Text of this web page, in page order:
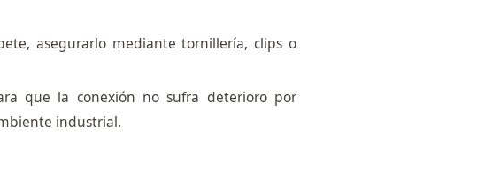
asegurarlo mediante tornillería, clips o
que la conexión no sufra deterioro por
industrial.